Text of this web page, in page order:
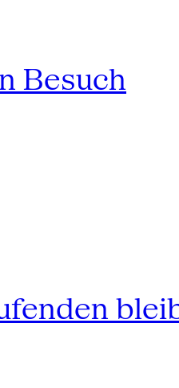
Besuch